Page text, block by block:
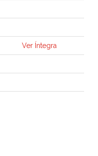
Ver Íntegra